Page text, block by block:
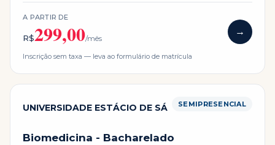
A PARTIR DE
R$299,00/mês
→
Inscrição sem taxa — leva ao formulário de matrícula
UNIVERSIDADE ESTÁCIO DE SÁ SEMIPRESENCIAL
Biomedicina - Bacharelado